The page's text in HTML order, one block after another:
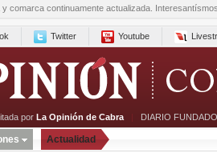
y comarca continuamente actualizada.
Twitter Youtube
por La Opinión de Cabra | DIARIO
Actualidad